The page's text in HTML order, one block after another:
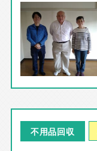
不用品回収